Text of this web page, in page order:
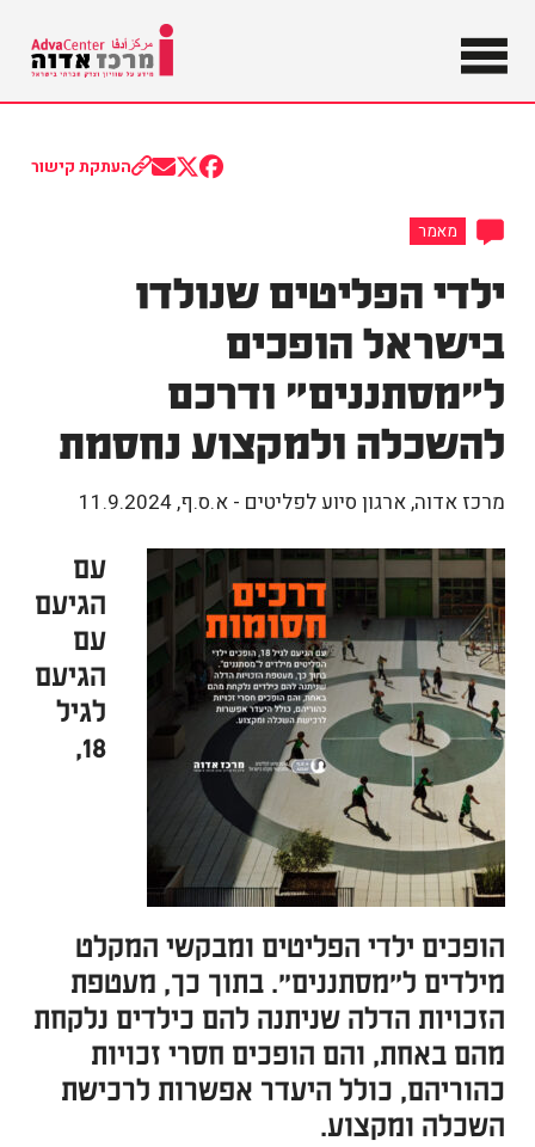
מרכז
אדוה
מידע על
שוויון וצדק
חברתי
בישראל
מאמר
ילדי הפליטים שנולדו
בישראל הופכים
ל"מסתננים" ודרכם
להשכלה ולמקצוע נחסמת
מרכז אדוה, ארגון סיוע לפליטים - א.ס.ף,
11.9.2024
Share
Share
Shareהעתקת קישור
עם
הגיעם
עם
הגיעם
לגיל
18,
הופכים ילדי הפליטים ומבקשי המקלט
מילדים ל"מסתננים". בתוך כך, מעטפת
הזכויות הדלה שניתנה להם כילדים נלקחת
מהם באחת, והם הופכים חסרי זכויות
כהוריהם, כולל היעדר אפשרות לרכישת
השכלה ומקצוע.